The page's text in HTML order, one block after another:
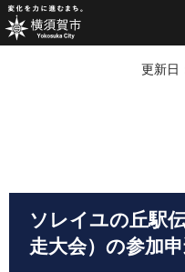
更新日
ソレイユの丘駅
走大会）の参加